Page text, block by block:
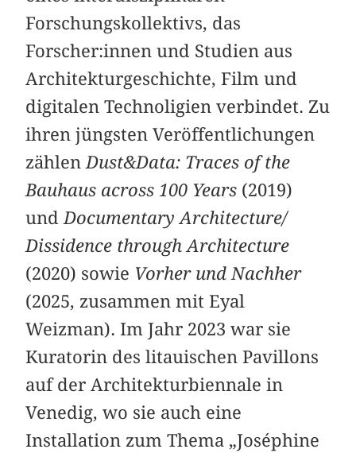
Forschungskollektivs, das
Forscher:innen und Studien aus
Architekturgeschichte, Film und
digitalen Technoligien verbindet. Zu
ihren jüngsten Veröffentlichungen
zählenDust&Data: Traces of the
Bauhaus across 100 Years (2019)
undDocumentary Architecture/
Dissidence through Architecture
(2020) sowie Vorher und Nachher
(2025, zusammen mit Eyal
Weizman). Im Jahr 2023 war sie
Kuratorin des litauischen Pavillons
auf der Architekturbiennale in
Venedig, wo sie auch eine
Installation zum Thema „Joséphine